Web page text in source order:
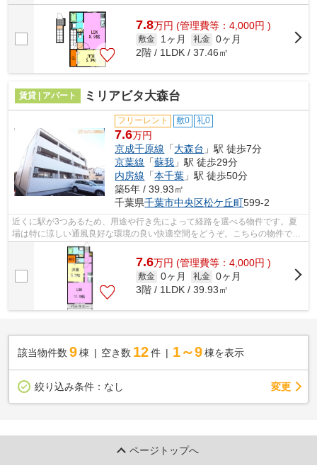
7.8万円 (管理費等：4,000円 )
敷金 1ヶ月 礼金 0ヶ月
2階 / 1LDK / 37.46㎡
賃貸 | アパート ミリアビタ大森台
フリーレント 敷0 礼0
7.6万円
京成千原線 「大森台 」駅 徒歩7分
京葉線 「蘇我 」駅 徒歩29分
内房線 「本千葉 」駅 徒歩50分
築5年 / 39.93㎡
千葉県千葉市中央区松ケ丘町599-2
近くに駅が3つあるため、用途や行き先によって経路を選べる物件です。夏
場は特に涼しい通風良好な環境の良い快適空間をどうぞ。こちらの物件では
初期費用をカードでお支払いいただけま...
7.6万円 (管理費等：4,000円 )
敷金 0ヶ月 礼金 0ヶ月
3階 / 1LDK / 39.93㎡
該当物件数 9棟 空き数 12 件 1～9 棟を表示
絞り込み条件： なし 変更
ページトップへ